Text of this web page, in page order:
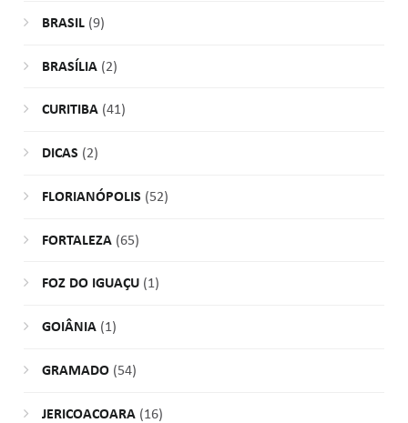
BRASIL(9)
BRASÍLIA(2)
CURITIBA(41)
DICAS (2)
FLORIANÓPOLIS (52)
FORTALEZA(65)
FOZ DO IGUAÇU(1)
GOIÂNIA(1)
GRAMADO(54)
JERICOACOARA(16)